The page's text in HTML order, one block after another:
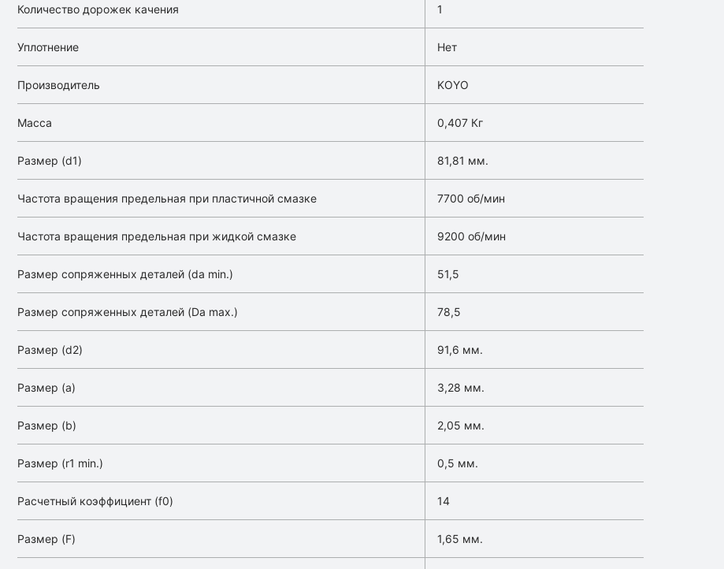
Количество дорожек качения 1
Уплотнение Нет
Производитель KOYO
Масса 0,407 Кг
Размер (d1) 81,81 мм.
Частота вращения предельная при пластичной смазке 7700 об/мин
Частота вращения предельная при жидкой смазке 9200 об/мин
Размер сопряженных деталей (da min.) 51,5
Размер сопряженных деталей (Da max.) 78,5
Размер (d2) 91,6 мм.
Размер (a) 3,28 мм.
Размер (b) 2,05 мм.
Размер (r1 min.) 0,5 мм.
Расчетный коэффициент (f0) 14
Размер (F) 1,65 мм.